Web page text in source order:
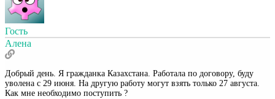
Гость
Алена
Добрый день. Я гражданка Казахстана. Работала по договору, буду
уволена с 29 июня. На другую работу могут взять только 27 августа.
Как мне необходимо поступить ?